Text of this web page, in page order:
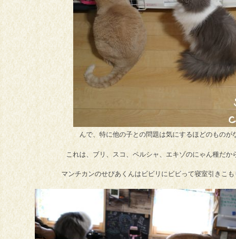
んで、特に他の子との問題は気にするほどのものが
これは、ブリ、スコ、ペルシャ、エキゾのにゃん種だか
マンチカンのせぴあくんはビビリにビビって寝室引きこ